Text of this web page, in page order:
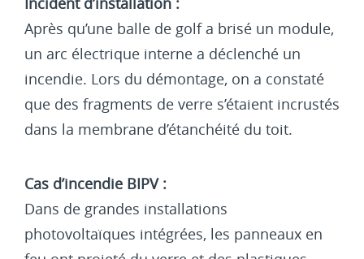
Après qu’une balle de golf a brisé un module,
un arc électrique interne a déclenché un
incendie. Lors du démontage, on a constaté
que des fragments de verre s’étaient incrustés
dans la membrane d’étanchéité du toit.
Cas d’incendie BIPV :
Dans de grandes installations
photovoltaïques intégrées, les panneaux en